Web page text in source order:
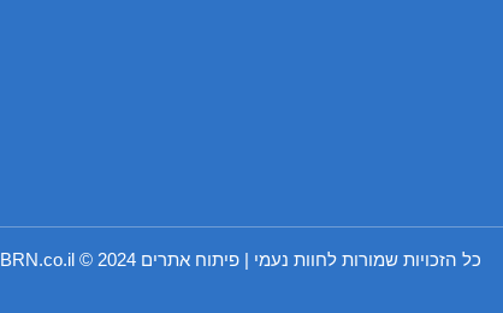
כל הזכויות שמורות לחוות נעמי | פיתוח אתרים 2024 © BRN.co.il